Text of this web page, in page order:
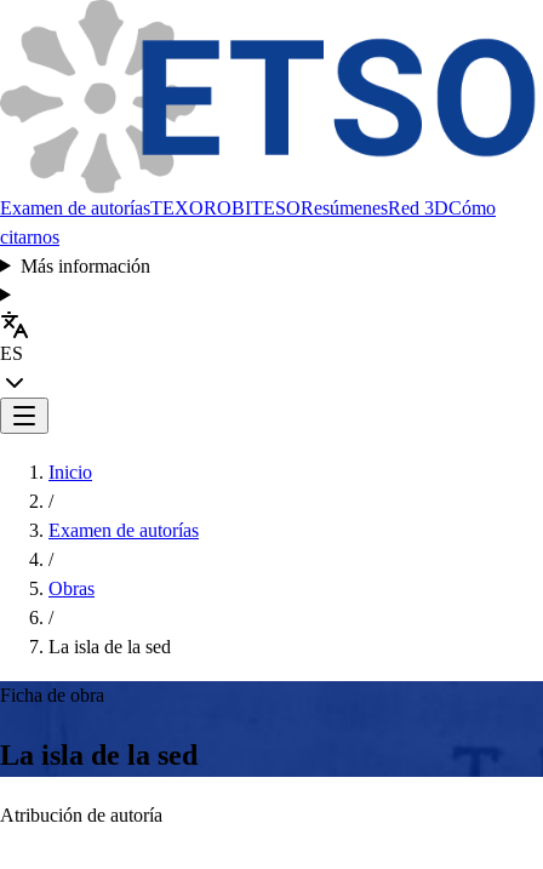
Examen de autoríasTEXOROBITESOResúmenesRed 3DCómo
citarnos
Más información
ES
Inicio
/
Examen de autorías
/
Obras
/
La isla de la sed
Ficha de obra
La isla de la sed
Atribución de autoría